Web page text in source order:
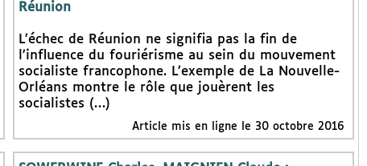
Réunion
L’échec de Réunion ne signifia pas la fin de
l’influence du fouriérisme au sein du mouvement
socialiste francophone. L’exemple de La Nouvelle-
Orléans montre le rôle que jouèrent les
socialistes (…)
Article mis en ligne le 30 octobre 2016